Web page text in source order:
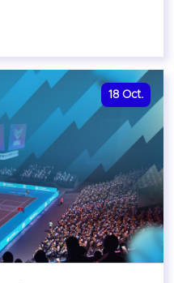
18 Oct.